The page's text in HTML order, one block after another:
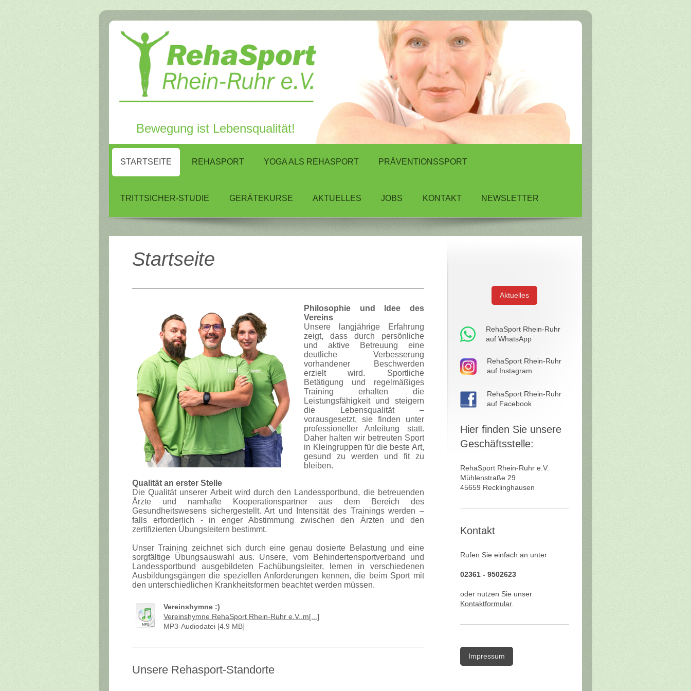
Bewegung ist Lebensqualität!
STARTSEITE REHASPORT YOGA ALS REHASPORT PRÄVENTIONSSPORT
TRITTSICHER-STUDIE GERÄTEKURSE AKTUELLES JOBS KONTAKT NEWSLETTER
Startseite
Philosophie und Idee des
Vereins
Unsere langjährige Erfahrung
zeigt, dass durch persönliche
und aktive Betreuung eine
deutliche Verbesserung
vorhandener Beschwerden
erzielt wird. Sportliche
Betätigung und regelmäßiges
Training erhalten die
Leistungsfähigkeit und steigern
die Lebensqualität –
vorausgesetzt, sie finden unter
professioneller Anleitung statt.
Daher halten wir betreuten Sport
in Kleingruppen für die beste Art,
gesund zu werden und fit zu
bleiben.
Qualität an erster Stelle
Die Qualität unserer Arbeit wird durch den Landessportbund, die betreuenden
Ärzte und namhafte Kooperationspartner aus dem Bereich des
Gesundheitswesens sichergestellt. Art und Intensität des Trainings werden –
falls erforderlich - in enger Abstimmung zwischen den Ärzten und den
zertifizierten Übungsleitern bestimmt.
Unser Training zeichnet sich durch eine genau dosierte Belastung und eine
sorgfältige Übungsauswahl aus. Unsere, vom Behindertensportverband und
Landessportbund ausgebildeten Fachübungsleiter, lernen in verschiedenen
Ausbildungsgängen die speziellen Anforderungen kennen, die beim Sport mit
den unterschiedlichen Krankheitsformen beachtet werden müssen.
Vereinshymne :)
Vereinshymne RehaSport Rhein-Ruhr e.V..m[...]
MP3-Audiodatei [4.9 MB]
Unsere Rehasport-Standorte
Aktuelles
RehaSport Rhein-Ruhr
auf WhatsApp
RehaSport Rhein-Ruhr
auf Instagram
RehaSport Rhein-Ruhr
auf Facebook
Hier finden Sie unsere
Geschäftsstelle:
RehaSport Rhein-Ruhr e.V.
Mühlenstraße 29
45659 Recklinghausen
Kontakt
Rufen Sie einfach an unter
02361 - 9502623
oder nutzen Sie unser
Kontaktformular.
Impressum